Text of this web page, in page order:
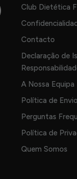
Club Dietética
Contacto
Declaração de
A Nossa Equipa
Política de Envio
Perguntas
Política de
Quem Somos